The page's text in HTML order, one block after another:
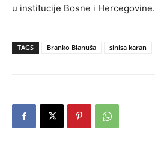
u institucije Bosne i Hercegovine.
TAGS Branko Blanuša sinisa karan